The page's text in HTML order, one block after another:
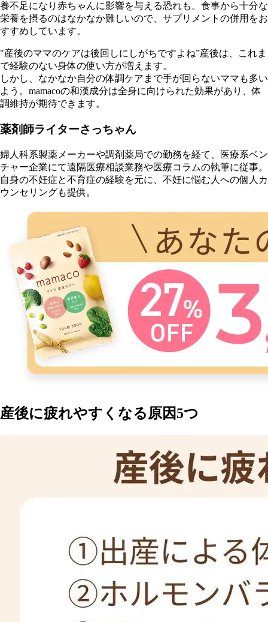
養不足になり赤ちゃんに影響を与える恐れも。食事から十分な
栄養を摂るのはなかなか難しいので、サプリメントの併用をお
すすめしています。
"産後のママのケアは後回しにしがちですよね”産後は、これま
で経験のない身体の使い方が増えます。
しかし、なかなか自分の体調ケアまで手が回らないママも多い
よう。mamacoの和漢成分は全身に向けられた効果があり、体
調維持が期待できます。
薬剤師ライターさっちゃん
婦人科系製薬メーカーや調剤薬局での勤務を経て、医療系ベン
チャー企業にて遠隔医療相談業務や医療コラムの執筆に従事。
自身の不妊症と不育症の経験を元に、不妊に悩む人への個人カ
ウンセリングも提供。
産後に疲れやすくなる原因5つ